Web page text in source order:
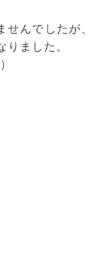
せんでしたが
りました。